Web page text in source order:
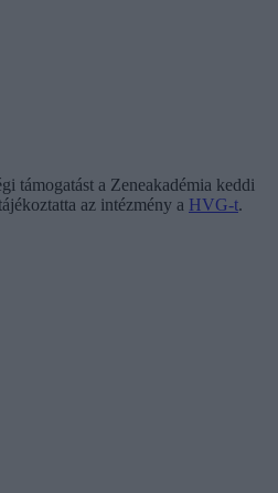
támogatást a Zeneakadémia keddi
az intézmény a HVG-t.